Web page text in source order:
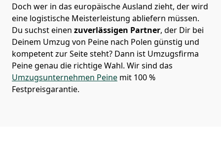
Doch wer in das europäische Ausland zieht, der wird
eine logistische Meisterleistung abliefern müssen.
Du suchst einen zuverlässigen Partner, der Dir bei
Deinem Umzug von Peine nach Polen günstig und
kompetent zur Seite steht? Dann ist Umzugsfirma
Peinegenau die richtige Wahl. Wir sind das
Umzugsunternehmen Peine mit 100 %
Festpreisgarantie.